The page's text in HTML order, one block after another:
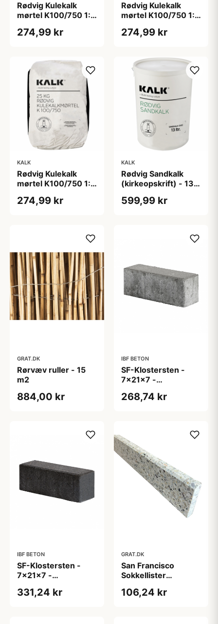
Rødvig Kulekalk
mørtel K100/750 1:3
274,99 kr
Rødvig Kulekalk
mørtel K100/750 1:3
274,99 kr
KALK
Rødvig Kulekalk
mørtel K100/750 1:3
274,99 kr
KALK
Rødvig Sandkalk
(kirkeopskrift) - 13
599,99 kr
GRAT.DK
Rørvæv ruller - 15
m2
884,00 kr
IBF BETON
SF-Klostersten -
7x21x7 -
Grå
268,74 kr
IBF BETON
SF-Klostersten -
7x21x7 -
Sort/Antracit
331,24 kr
GRAT.DK
San Francisco
Sokkellister
3 mm fas i top
106,24 kr